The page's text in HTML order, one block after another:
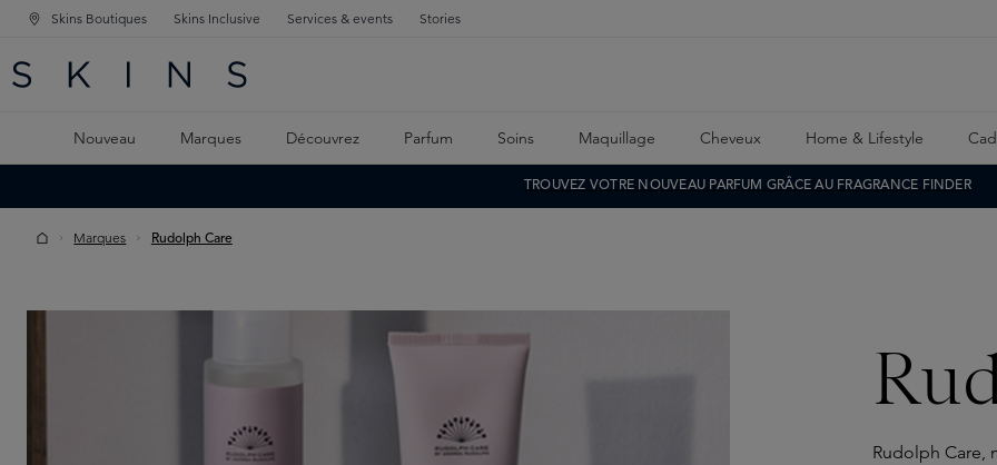
PRINCIPALE
CONTENU PRINCIPAL
Skins Boutiques Skins Inclusive Services & events Stories
Nouveau Marques Découvrez Parfum Soins Maquillage Cheveux Home & Lifestyle
TROUVEZ VOTRE NOUVEAU PARFUM GRÂCE AU FRAGRANCE FINDER
Marques Rudolph Care
Rudolph Care,